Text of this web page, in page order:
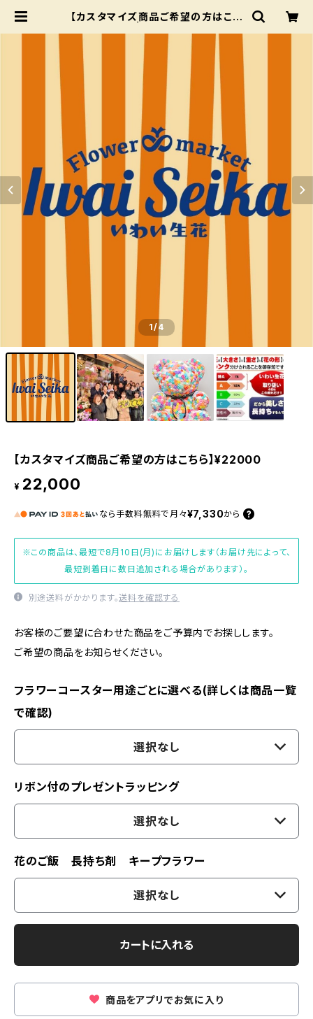
【カスタマイズ商品ご希望の方はこち
1/4
【カスタマイズ商品ご希望の方はこちら】¥22000
¥ 22,000
なら 手数料無料で 月々¥7,330から
※この商品は、最短で8月10日(月)にお届けします（お届け先によって、
最短到着日に数日追加される場合があります）。
別途送料がかかります。送料を確認する
お客様のご要望に合わせた商品をご予算内でお探しします。
ご希望の商品をお知らせください。
フラワーコースター用途ごとに選べる(詳しくは商品一覧
で確認)
選択なし
リボン付のプレゼントラッピング
選択なし
花のご飯 長持ち剤 キープフラワー
選択なし
カートに入れる
商品をアプリでお気に入り